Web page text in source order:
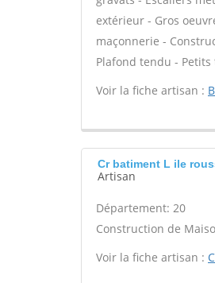
extérieur - Gros
maçonnerie -
Plafond tendu -
Voir la fiche artisan :
Cr batiment L ile
Artisan
Département: 20
Construction de
Voir la fiche artisan :